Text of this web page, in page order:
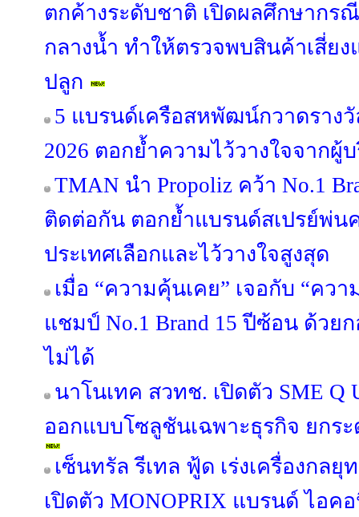
ตกค้างระดับชาติ เปิดผลศึกษากร
กลางน้ำ ทำให้ตรวจพบสินค้าเสี่ย
ปลูก
5 แบรนด์เครือสหพัฒน์กวาดรางวั
2026 ตอกย้ำความไว้วางใจจากผู้
TMAN นำ Propoliz คว้า No.1
ติดต่อกัน ตอกย้ำแบรนด์สเปรย์พ่
ประเทศเลือกและไว้วางใจสูงสุด
เมื่อ “ความคุ้นเคย” เจอกับ “คว
แชมป์ No.1 Brand 15 ปีซ้อน ด้วย
ไม่ได้
นาโนเทค สวทช. เปิดตัว SME Q
ออกแบบโซลูชันเฉพาะธุรกิจ ยกร
เซ็นทรัล รีเทล ฟู้ด เร่งเครื่องกลยุ
เปิดตัว MONOPRIX แบรนด์ ไอค